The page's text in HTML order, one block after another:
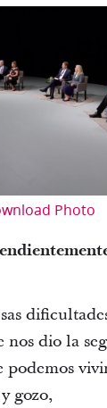
Photo
nos dio la
podemos
gozo,